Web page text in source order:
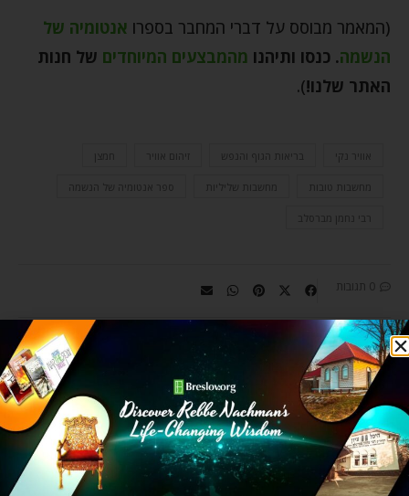
(המאמר מבוסס על דברי המחבר בספרו אנטומיה של
הנשמה. כנסו ותיהנו מהמבצעים המיוחדים של חנות
האתר שלנו!).
בריאות הגוף והנפש זיהום אוויר חמצן
מחשבות טובות מחשבות שליליות ספר אנטומיה של הנשמה
רבי נחמן מברסלב
0 תגובות
Chaim Kramer is largely
responsible for introducing Rebbe
Nachman’s teachings to today’s
generation. He is a sought-after